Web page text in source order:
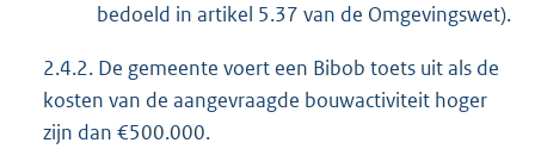
bedoeld in artikel 5.37 van de Omgevingswet).
2.4.2. De gemeente voert een Bibob toets uit als de
kosten van de aangevraagde bouwactiviteit hoger
zijn dan €500.000.